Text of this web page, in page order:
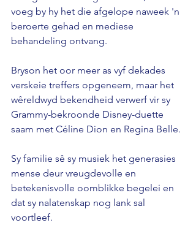
voeg by hy het die afgelope naweek 'n
beroerte gehad en mediese
behandeling ontvang.
Bryson het oor meer as vyf dekades
verskeie treffers opgeneem, maar het
wêreldwyd bekendheid verwerf vir sy
Grammy-bekroonde Disney-duette
saam met Céline Dion en Regina Belle.
Sy familie sê sy musiek het generasies
mense deur vreugdevolle en
betekenisvolle oomblikke begelei en
dat sy nalatenskap nog lank sal
voortleef.